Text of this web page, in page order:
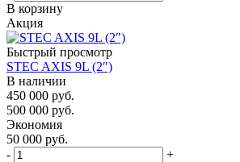
В корзину
Акция
Быстрый просмотр
STEC AXIS 9L (2″)
В наличии
450 000 руб.
500 000 руб.
Экономия
50 000 руб.
-
+